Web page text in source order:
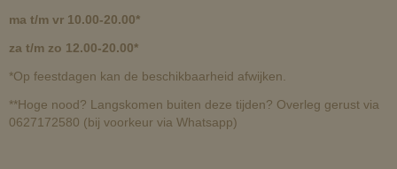
ma t/m vr 10.00-20.00*
za t/m zo 12.00-20.00*
*Op feestdagen kan de beschikbaarheid afwijken.
**Hoge nood? Langskomen buiten deze tijden? Overleg gerust via
0627172580 (bij voorkeur via Whatsapp)